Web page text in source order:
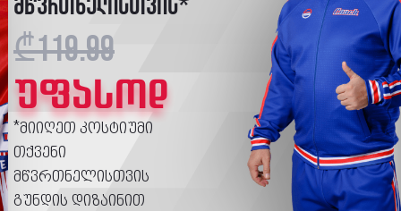
₾119.99
უფასოდ
*მიიღეთ კოსტიუმი
თქვენი
მწვრთნელისთვის
გუნდის დიზაინით